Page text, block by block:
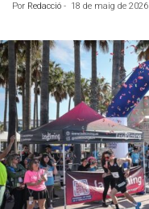
Por Redacció - 18 de maig de 2026